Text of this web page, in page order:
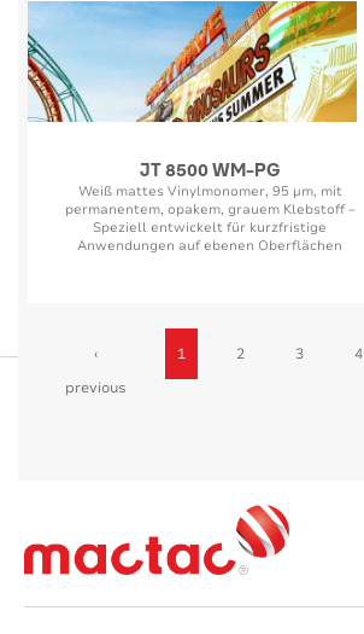
JT 8500 WM-PG
Weiß mattes Vinylmonomer, 95 µm, mit
permanentem, opakem, grauem Klebstoff –
Speziell entwickelt für kurzfristige
Anwendungen auf ebenen Oberflächen
‹
previous
1 2 3 4